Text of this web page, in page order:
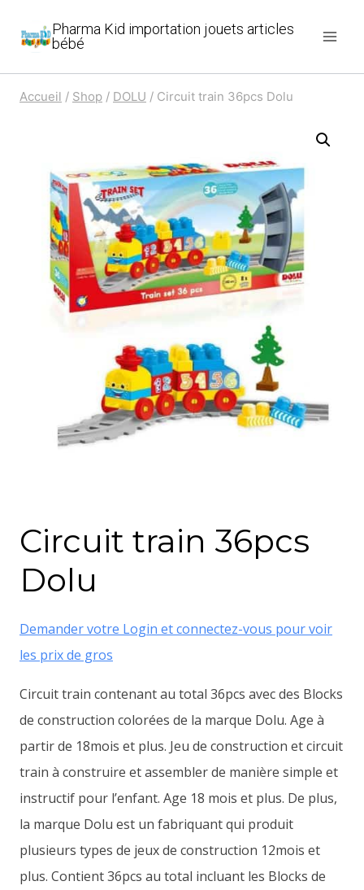
Pharma Kid importation jouets articles
bébé
Accueil / Shop / DOLU / Circuit train 36pcs Dolu
Circuit train 36pcs
Dolu
Demander votre Login et connectez-vous pour voir
les prix de gros
Circuit train contenant au total 36pcs avec des Blocks
de construction colorées de la marque Dolu. Age à
partir de 18mois et plus. Jeu de construction et circuit
train à construire et assembler de manière simple et
instructif pour l’enfant. Age 18 mois et plus. De plus,
la marque Dolu est un fabriquant qui produit
plusieurs types de jeux de construction 12mois et
plus. Contient 36pcs au total incluant les Blocks de